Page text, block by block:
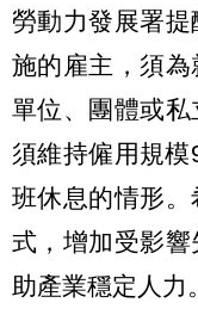
勞動力發展署
施的雇主，須
單位、團體或
須維持僱用規
班休息的情形
式，增加受影
助產業穩定人力。